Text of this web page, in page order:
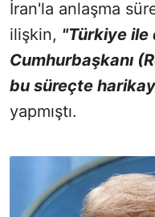
İran'la anlaşma
ilişkin, "Türkiye ile
Cumhurbaşkanı
bu süreçte
yapmıştı.